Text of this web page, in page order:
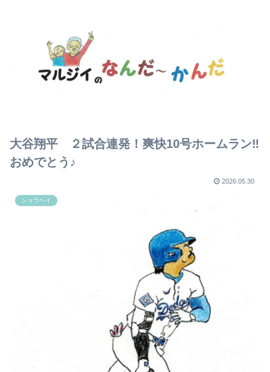
大谷翔平 ２試合連発！爽快10号ホームラン‼
おめでとう♪
2026.05.30
ショウヘイ